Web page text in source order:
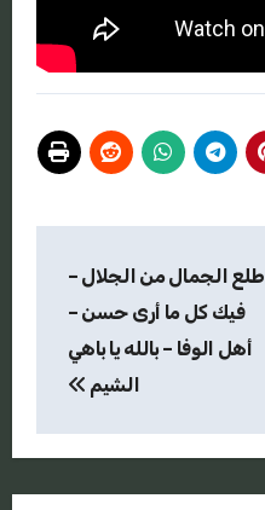
طلع الجمال من الجلال –
فيك كل ما أرى حسن –
أهل الوفا – بالله يا باهي
الشيم